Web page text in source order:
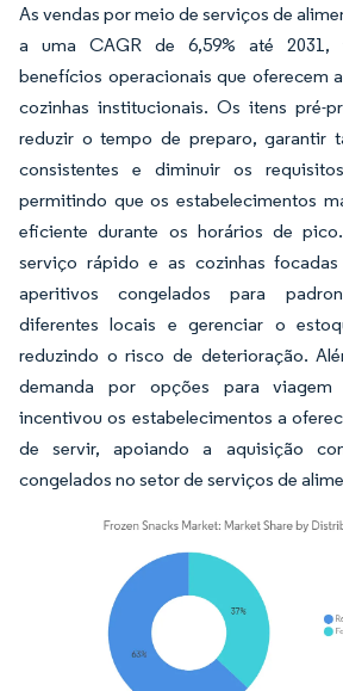
As vendas por meio de serviços de
a uma CAGR de 6,59% até 2031,
benefícios operacionais que oferecem
cozinhas institucionais. Os itens pré-
reduzir o tempo de preparo, garantir
consistentes e diminuir os
permitindo que os estabelecimentos
eficiente durante os horários de
serviço rápido e as cozinhas
aperitivos congelados para
diferentes locais e gerenciar o
reduzindo o risco de deterioração.
demanda por opções para viagem
incentivou os estabelecimentos a
de servir, apoiando a aquisição
congelados no setor de serviços de